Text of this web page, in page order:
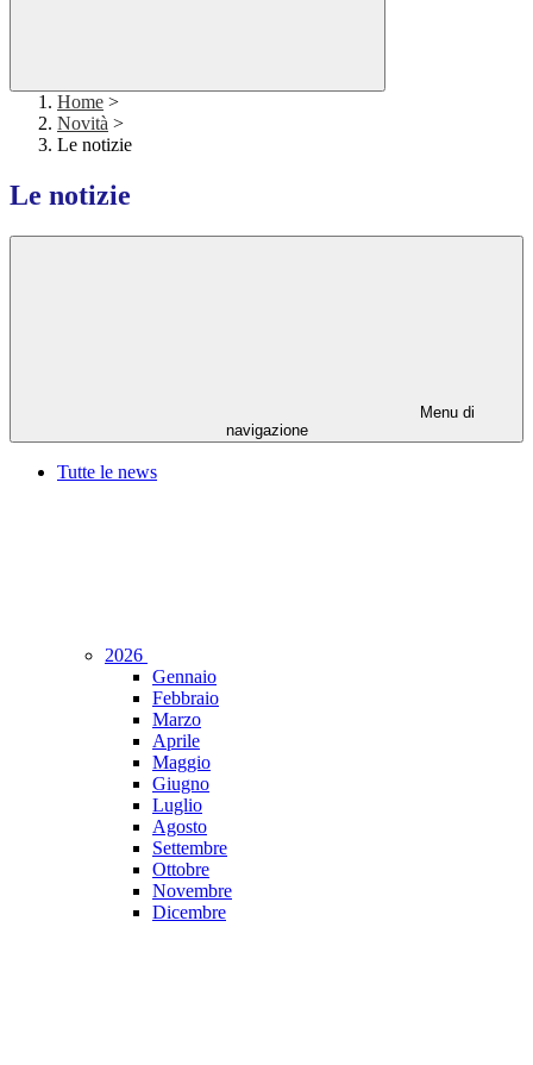
Home >
Novità >
Le notizie
Le notizie
Menu di
navigazione
Tutte le news
2026
Gennaio
Febbraio
Marzo
Aprile
Maggio
Giugno
Luglio
Agosto
Settembre
Ottobre
Novembre
Dicembre